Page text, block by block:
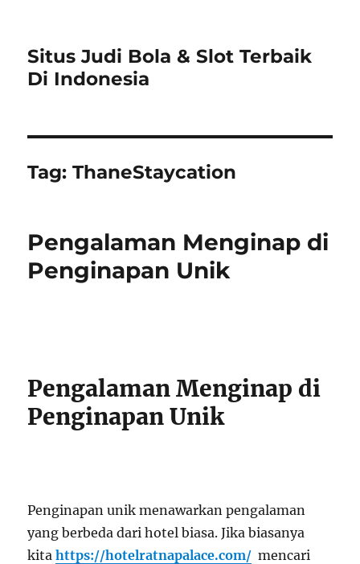
Situs Judi Bola & Slot Terbaik
Di Indonesia
Tag:ThaneStaycation
Pengalaman Menginap di
Penginapan Unik
Pengalaman Menginap di
Penginapan Unik
Penginapan unik menawarkan pengalaman
yang berbeda dari hotel biasa. Jika biasanya
kitahttps://hotelratnapalace.com/ mencari